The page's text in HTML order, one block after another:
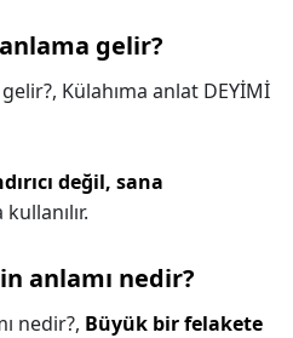
gelir?
Külahıma anlat DEYİMİ
değil, sana
anlamı nedir?
nedir?, Büyük bir felakete